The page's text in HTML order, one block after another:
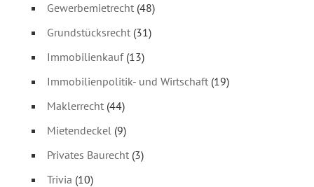
Gewerbemietrecht(48)
Grundstücksrecht(31)
Immobilienkauf(13)
Immobilienpolitik- und Wirtschaft(19)
Maklerrecht(44)
Mietendeckel(9)
Privates Baurecht(3)
Trivia (10)